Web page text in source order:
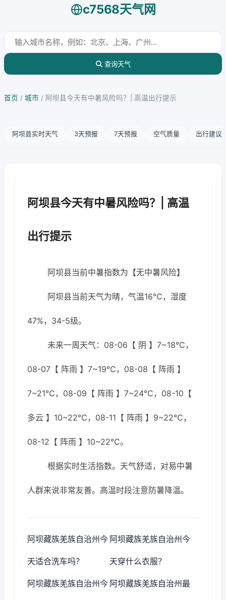
c7568天气网
查询天气
首页 / 城市 / 阿坝县今天有中暑风险吗？| 高温出行提示
阿坝县实时天气 3天预报 7天预报 空气质量 出行建议
阿坝县今天有中暑风险吗？| 高温
出行提示
阿坝县当前中暑指数为【无中暑风险】
阿坝县当前天气为晴，气温16℃，湿度
47%，34-5级。
未来一周天气：08-06【 阴 】7~18℃，
08-07【 阵雨 】7~19℃，08-08【 阵雨 】
7~21℃，08-09【 阵雨 】7~24℃，08-10【
多云 】10~22℃，08-11【 阵雨 】9~22℃，
08-12【 阵雨 】10~22℃。
根据实时生活指数。天气舒适，对易中暑
人群来说非常友善。高温时段注意防暑降温。
阿坝藏族羌族自治州今
天适合洗车吗？
阿坝藏族羌族自治州今
天穿什么衣服？
阿坝藏族羌族自治州今 阿坝藏族羌族自治州最